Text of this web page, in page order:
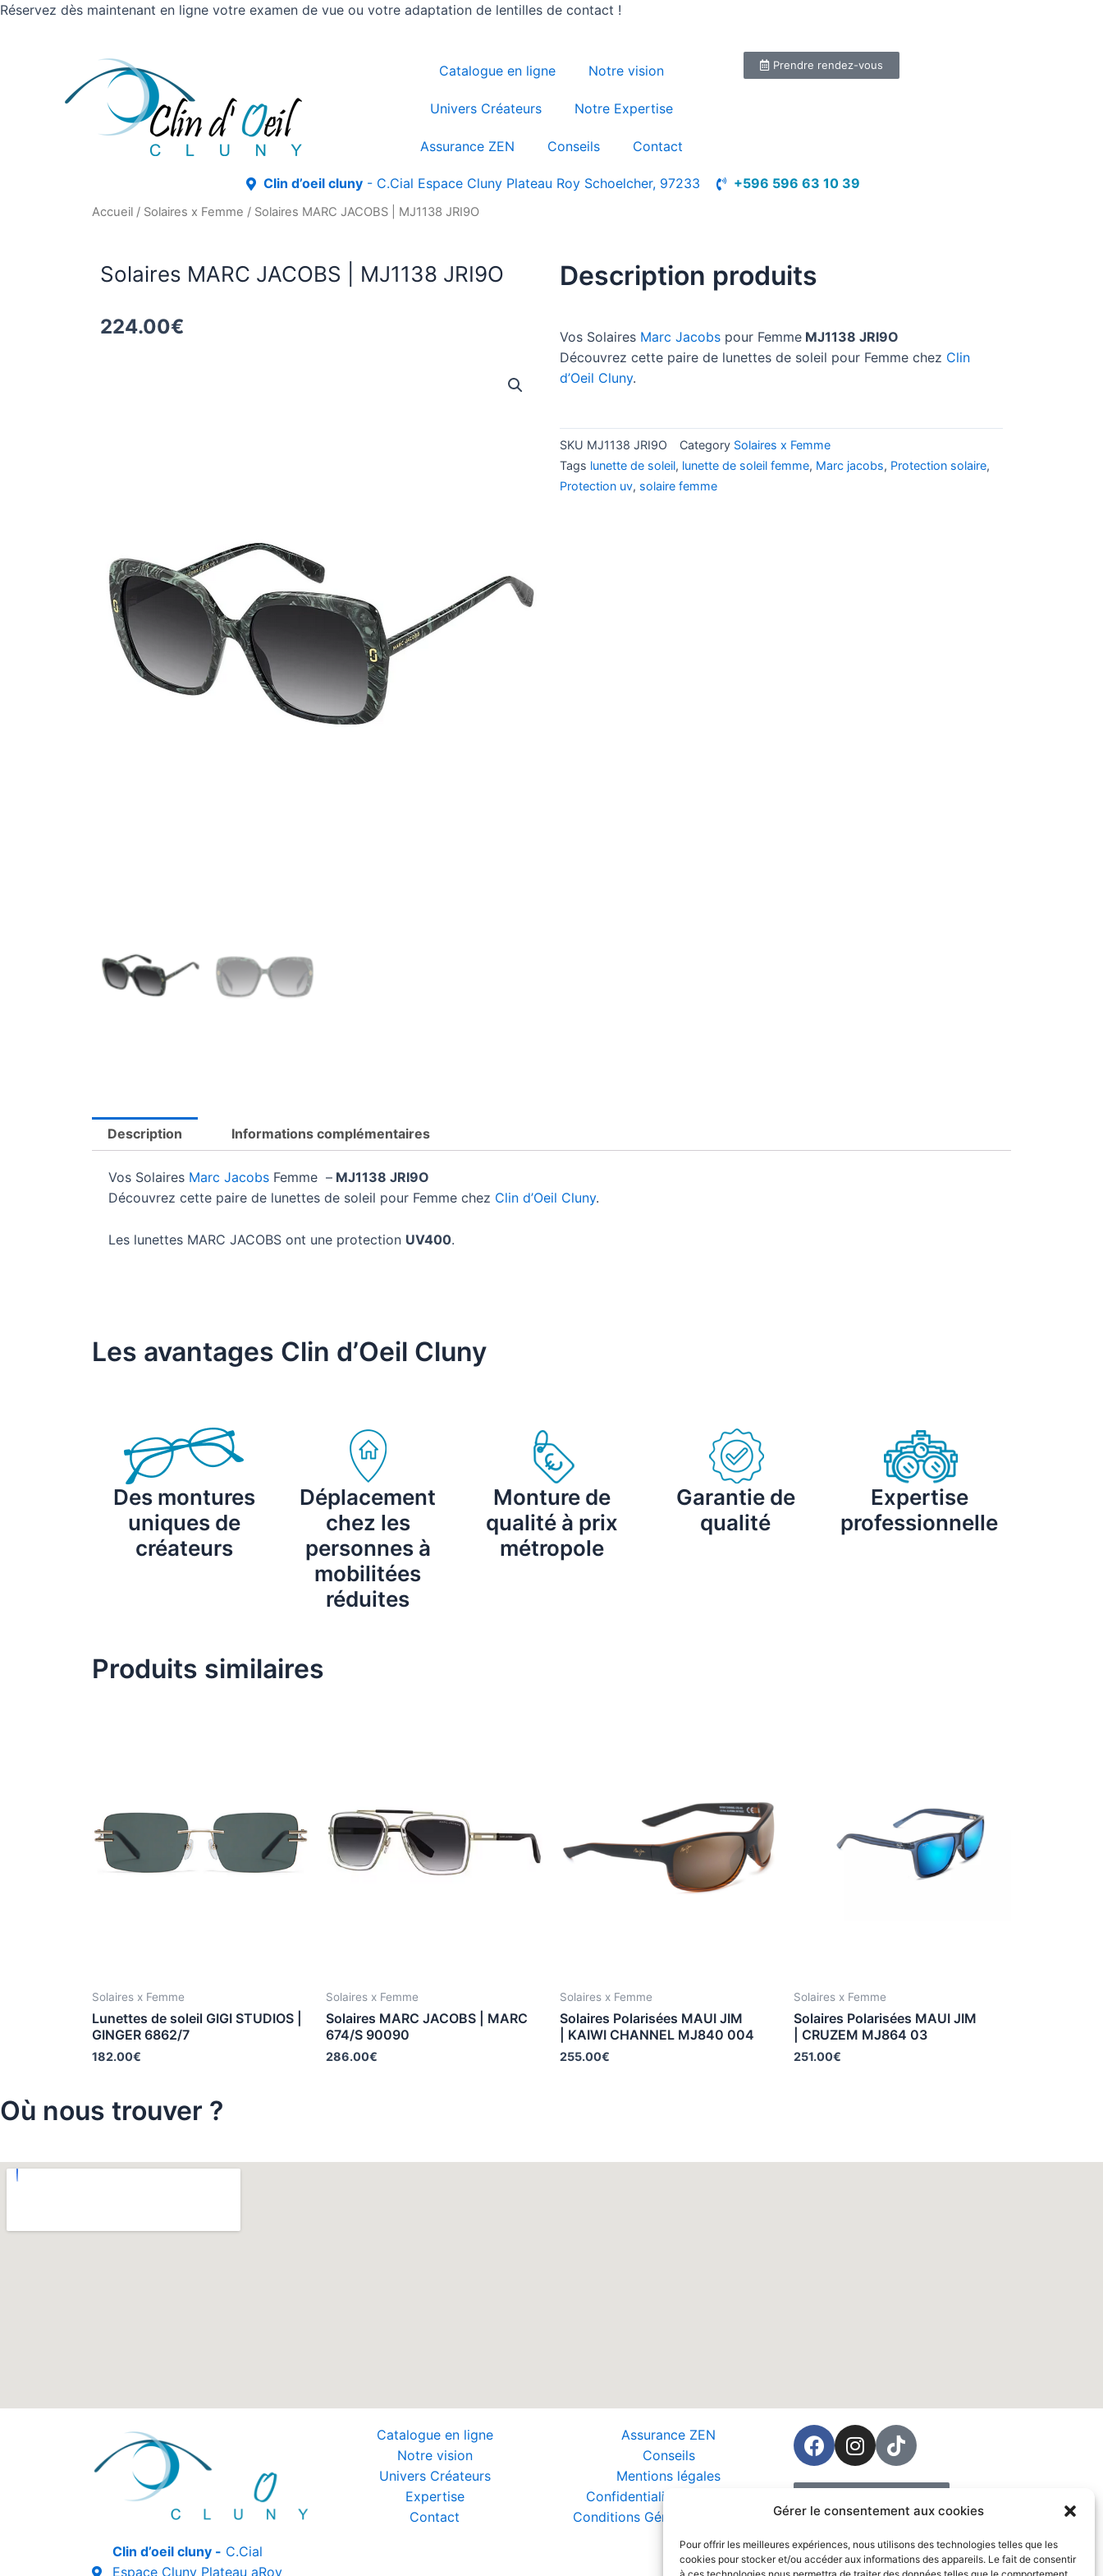
Gérer le consentement aux cookies
Pour offrir les meilleures expériences, nous utilisons des technologies telles que les
cookies pour stocker et/ou accéder aux informations des appareils. Le fait de consentir
Réservez dès maintenant en ligne votre examen de vue ou votre adaptation de lentilles de contact !
Catalogue en ligne Notre vision
Univers Créateurs Notre Expertise
Assurance ZEN Conseils Contact
Prendre rendez-vous
Clin d’oeil cluny - C.Cial Espace Cluny Plateau Roy Schoelcher, 97233 +596 596 63 10 39
Accueil / Solaires x Femme / Solaires MARC JACOBS | MJ1138 JRI9O
Solaires MARC JACOBS | MJ1138 JRI9O
224.00€
Description produits
Vos Solaires Marc Jacobs pour Femme MJ1138 JRI9O
Découvrez cette paire de lunettes de soleil pour Femme chez Clin
d’Oeil Cluny.
SKU MJ1138 JRI9O Category Solaires x Femme
Tags lunette de soleil, lunette de soleil femme, Marc jacobs, Protection solaire,
Protection uv, solaire femme
Description Informations complémentaires
Vos Solaires Marc Jacobs Femme – MJ1138 JRI9O
Découvrez cette paire de lunettes de soleil pour Femme chez Clin d’Oeil Cluny.
Les lunettes MARC JACOBS ont une protection UV400.
Les avantages Clin d’Oeil Cluny
Des montures
uniques de
créateurs
Déplacement
chez les
personnes à
mobilitées
réduites
Monture de
qualité à prix
métropole
Garantie de
qualité
Expertise
professionnelle
Produits similaires
Solaires x Femme
Lunettes de soleil GIGI STUDIOS |
GINGER 6862/7
182.00€
Solaires x Femme
Solaires MARC JACOBS | MARC
674/S 90090
286.00€
Solaires x Femme
Solaires Polarisées MAUI JIM
| KAIWI CHANNEL MJ840 004
255.00€
Solaires x Femme
Solaires Polarisées MAUI JIM
| CRUZEM MJ864 03
251.00€
Où nous trouver ?
Clin d’oeil cluny - C.Cial
Espace Cluny Plateau aRoy
Catalogue en ligne
Notre vision
Univers Créateurs
Expertise
Contact
Assurance ZEN
Conseils
Mentions légales
Confidentialité et Données
Conditions Générales de Vente